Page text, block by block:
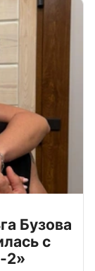
Бузова
с
2»